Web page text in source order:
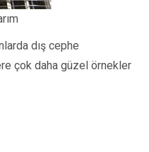
dış cephe
çok daha güzel örnekler